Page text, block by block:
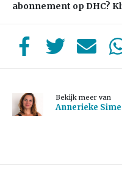
abonnement op DHC?
Bekijk meer van
Annerieke